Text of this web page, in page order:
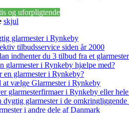
og uforpligtende
skjul
glarmester i Rynkeby
tilbudsservice siden år 2000
indhenter du 3 tilbud fra et
glarmester i Rynkeby hjælpe med?
en glarmester i Rynkeby?
at vælge Glarmester i Rynkeby
glarmesterfirmaer i Rynkeby eller
dygtig glarmester i de
i andre dele af Danmark